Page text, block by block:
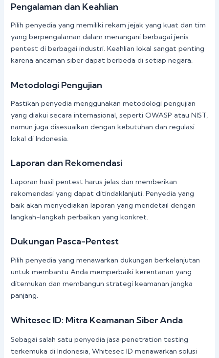
Pengalaman dan Keahlian
Pilih penyedia yang memiliki rekam jejak yang kuat dan tim
yang berpengalaman dalam menangani berbagai jenis
pentest di berbagai industri. Keahlian lokal sangat penting
karena ancaman siber dapat berbeda di setiap negara.
Metodologi Pengujian
Pastikan penyedia menggunakan metodologi pengujian
yang diakui secara internasional, seperti OWASP atau NIST,
namun juga disesuaikan dengan kebutuhan dan regulasi
lokal di Indonesia.
Laporan dan Rekomendasi
Laporan hasil pentest harus jelas dan memberikan
rekomendasi yang dapat ditindaklanjuti. Penyedia yang
baik akan menyediakan laporan yang mendetail dengan
langkah-langkah perbaikan yang konkret.
Dukungan Pasca-Pentest
Pilih penyedia yang menawarkan dukungan berkelanjutan
untuk membantu Anda memperbaiki kerentanan yang
ditemukan dan membangun strategi keamanan jangka
panjang.
Whitesec ID: Mitra Keamanan Siber Anda
Sebagai salah satu penyedia jasa penetration testing
terkemuka di Indonesia, Whitesec ID menawarkan solusi